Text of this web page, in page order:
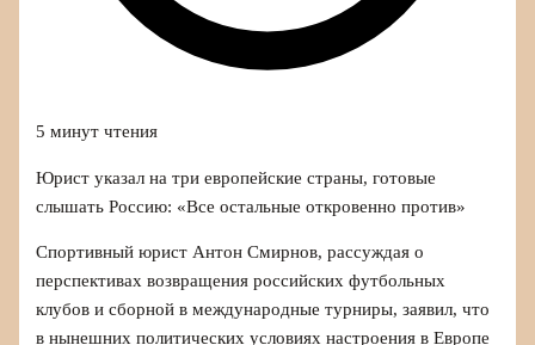
5 минут чтения
Юрист указал на три европейские страны, готовые
слышать Россию: «Все остальные откровенно против»
Спортивный юрист Антон Смирнов, рассуждая о
перспективах возвращения российских футбольных
клубов и сборной в международные турниры, заявил, что
в нынешних политических условиях настроения в Европе